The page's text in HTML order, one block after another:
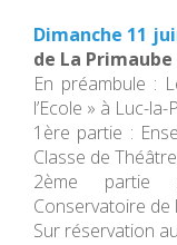
Dimanche 11
de La Primaube
En préambule :
l’Ecole » à Luc-
1ère partie :
Classe de Théâtre
2ème partie
Conservatoire de
Sur réservation